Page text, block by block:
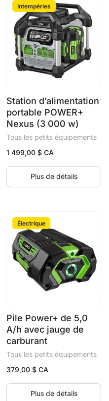
Intempéries
Station d’alimentation
portable POWER+
Nexus (3 000 w)
Tous les petits équipements
1 499,00 $ CA
Plus de détails
Électrique
Pile Power+ de 5,0
A/h avec jauge de
carburant
Tous les petits équipements
379,00 $ CA
Plus de détails